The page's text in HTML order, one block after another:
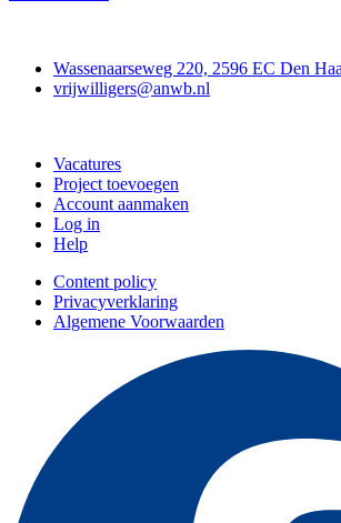
Wassenaarseweg 220, 2596 EC Den
vrijwilligers@anwb.nl
Vacatures
Project toevoegen
Account aanmaken
Log in
Help
Content policy
Privacyverklaring
Algemene Voorwaarden